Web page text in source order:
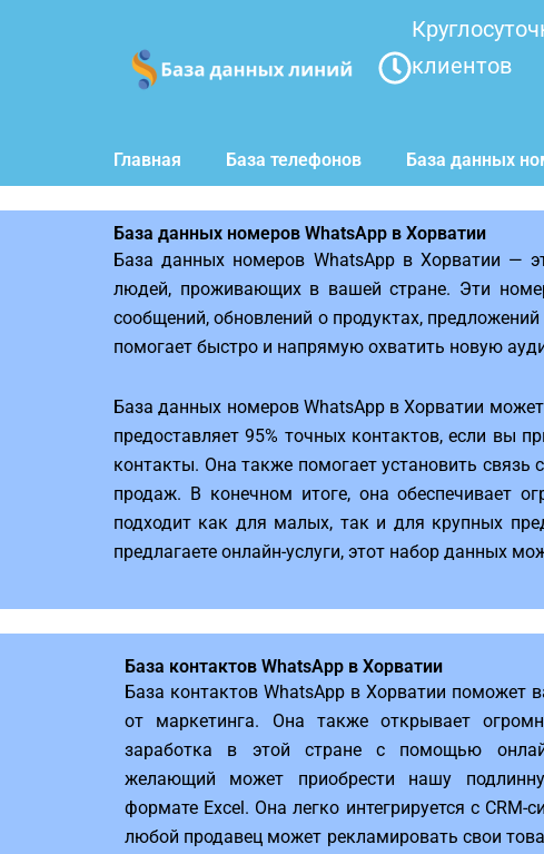
клиентов
Главная База телефонов База данных
База данных номеров WhatsApp в Хорватии
База данных номеров WhatsApp в Хорватии —
людей, проживающих в вашей стране. Эти
сообщений, обновлений о продуктах,
помогает быстро и напрямую охватить новую
База данных номеров WhatsApp в Хорватии
предоставляет 95% точных контактов, если вы
контакты. Она также помогает установить
продаж. В конечном итоге, она обеспечивает
подходит как для малых, так и для крупных
предлагаете онлайн-услуги, этот набор данных
База контактов WhatsApp в Хорватии
База контактов WhatsApp в Хорватии поможет
от маркетинга. Она также открывает
заработка в этой стране с помощью
желающий может приобрести нашу
формате Excel. Она легко интегрируется с CRM-
любой продавец может рекламировать свои